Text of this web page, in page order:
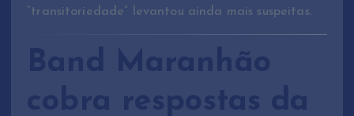
“transitoriedade” levantou ainda mais suspeitas.
Band Maranhão
cobra respostas da